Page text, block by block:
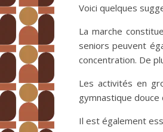
Voici quelques
La marche
seniors peuvent
concentration. De
Les activités en
gymnastique douce
Il est également